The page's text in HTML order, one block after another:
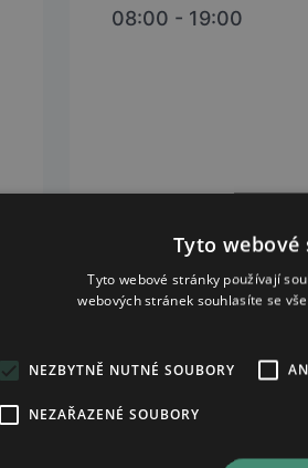
08:00 - 19:00
Tyto
Tyto webové stránky používají
webových stránek souhlasíte se
NEZBYTNĚ NUTNÉ SOUBORY
NEZAŘAZENÉ SOUBORY